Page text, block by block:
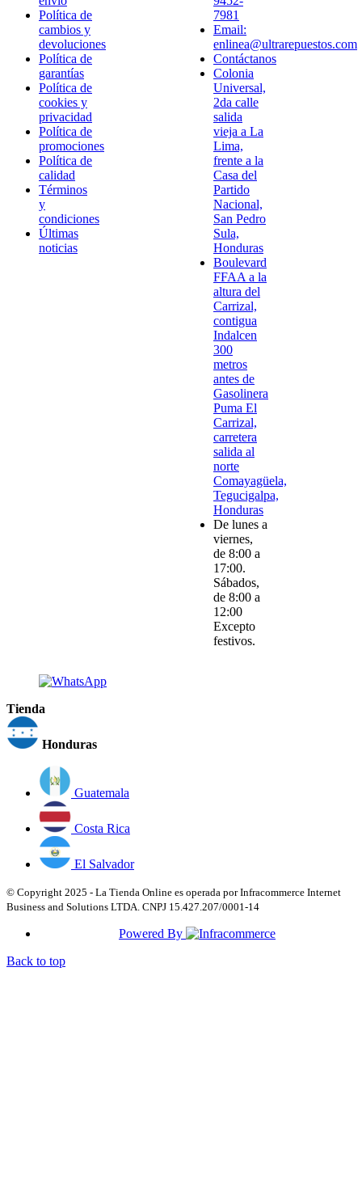
Política de
cambios y
devoluciones
Política de
garantías
Política de
cookies y
privacidad
Política de
promociones
Política de
calidad
Términos
y
condiciones
Últimas
noticias
7981
Email:
enlinea@ultrarepuestos.com
Contáctanos
Colonia
Universal,
2da calle
salida
vieja a La
Lima,
frente a la
Casa del
Partido
Nacional,
San Pedro
Sula,
Honduras
Boulevard
FFAA a la
altura del
Carrizal,
contigua
Indalcen
300
metros
antes de
Gasolinera
Puma El
Carrizal,
carretera
salida al
norte
Comayagüela,
Tegucigalpa,
Honduras
De lunes a
viernes,
de 8:00 a
17:00.
Sábados,
de 8:00 a
12:00
Excepto
festivos.
Tienda
Honduras
Guatemala
Costa Rica
El Salvador
© Copyright 2025 - La Tienda Online es operada por Infracommerce Internet
Business and Solutions LTDA. CNPJ 15.427.207/0001-14
Powered By
Back to top